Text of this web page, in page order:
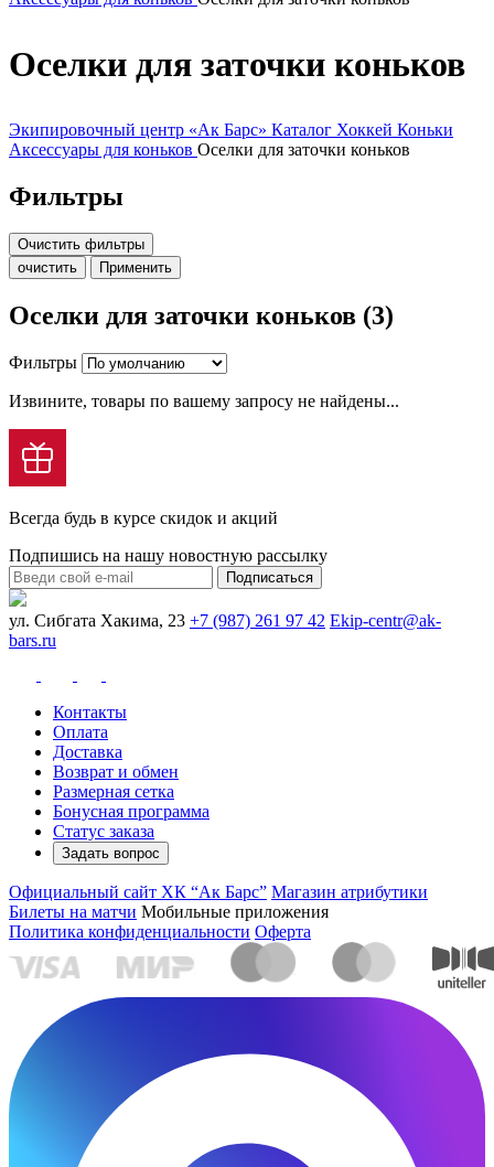
Оселки для заточки коньков
Экипировочный центр «Ак Барс» Каталог Хоккей Коньки
Аксессуары для коньков Оселки для заточки коньков
Фильтры
Очистить фильтры
очистить
Применить
Оселки для заточки коньков (3)
Фильтры
Извините, товары по вашему запросу не найдены...
Всегда будь в курсе скидок и акций
Подпишись на нашу новостную рассылку
Подписаться
ул. Сибгата Хакима, 23 +7 (987) 261 97 42 Ekip-centr@ak-
bars.ru
Контакты
Оплата
Доставка
Возврат и обмен
Размерная сетка
Бонусная программа
Статус заказа
Задать вопрос
Официальный сайт ХК “Ак Барс” Магазин атрибутики
Билеты на матчи Мобильные приложения
Политика конфиденциальности Оферта